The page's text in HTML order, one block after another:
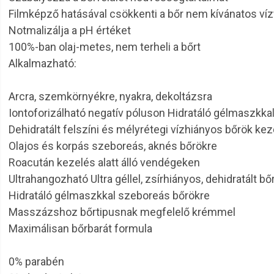
Filmképző hatásával csökkenti a bőr nem kívánatos
Notmalizálja a pH értéket
100%-ban olaj-metes, nem terheli a bőrt
Alkalmazható:
Arcra, szemkörnyékre, nyakra, dekoltázsra
Iontoforizálható negatív póluson Hidratáló gélmaszkkal
Dehidratált felszíni és mélyrétegi vízhiányos bőrök
Olajos és korpás szeboreás, aknés bőrökre
Roacután kezelés alatt álló vendégeken
Ultrahangozható Ultra géllel, zsírhiányos, dehidratált
Hidratáló gélmaszkkal szeboreás bőrökre
Masszázshoz bőrtipusnak megfelelő krémmel
Maximálisan bőrbarát formula
0% parabén